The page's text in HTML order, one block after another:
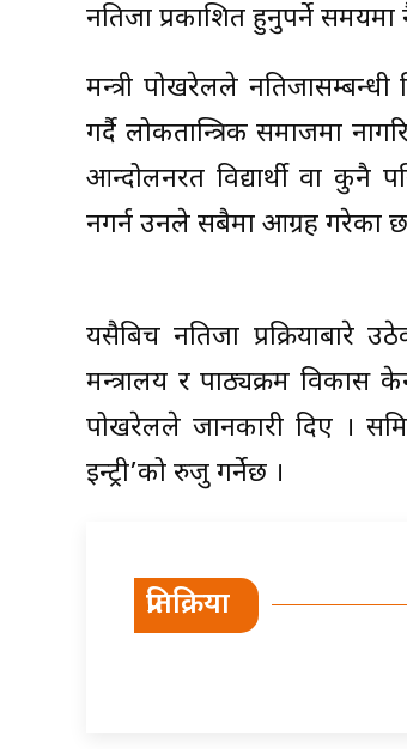
नतिजा प्रकाशित हुनुपर्ने
मन्त्री पोखरेलले
गर्दै लोकतान्त्रिक समाजमा
आन्दोलनरत विद्यार्थी वा कुनै
नगर्न उनले सबैमा आग्रह गरेका
यसैबिच नतिजा प्रक्रियाबारे
मन्त्रालय र पाठ्यक्रम विकास
पोखरेलले जानकारी दिए ।
इन्ट्री’को रुजु गर्नेछ ।
प्रतिक्रिया